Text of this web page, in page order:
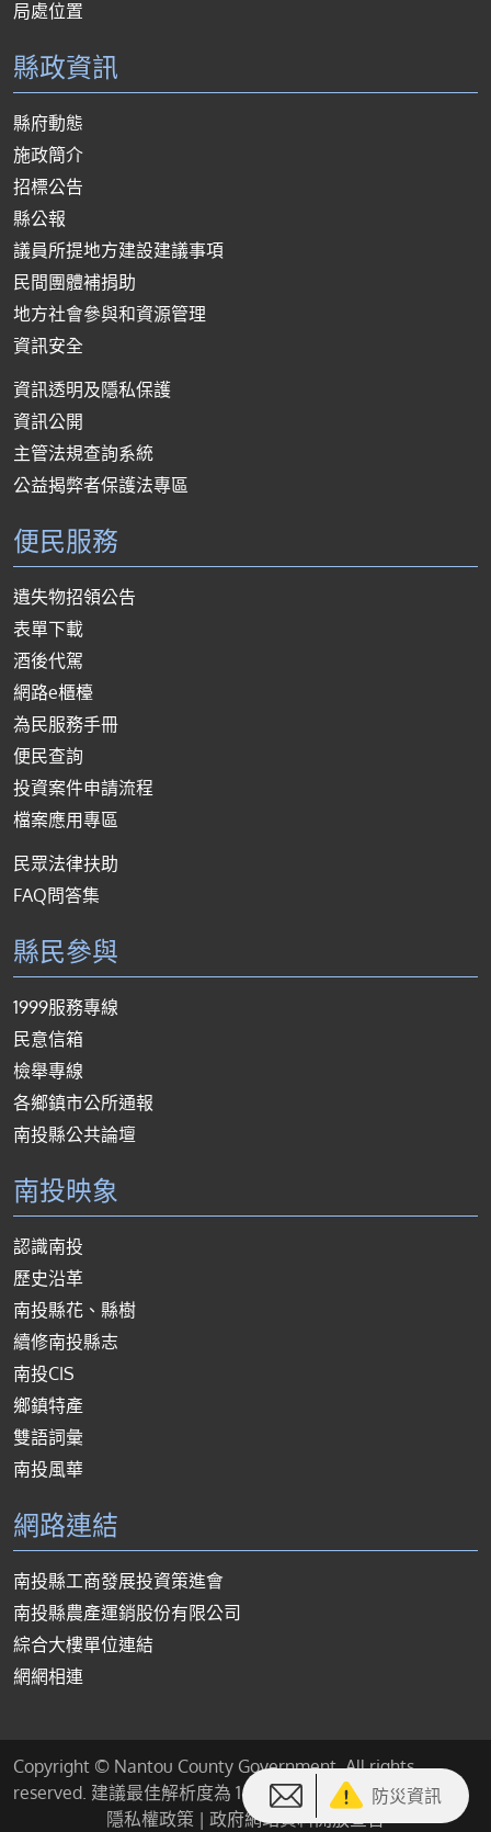
防災資訊
局處位置
縣政資訊
縣府動態
施政簡介
招標公告
縣公報
議員所提地方建設建議事項
民間團體補捐助
地方社會參與和資源管理
資訊安全
資訊透明及隱私保護
資訊公開
主管法規查詢系統
公益揭弊者保護法專區
便民服務
遺失物招領公告
表單下載
酒後代駕
網路e櫃檯
為民服務手冊
便民查詢
投資案件申請流程
檔案應用專區
民眾法律扶助
FAQ問答集
縣民參與
1999服務專線
民意信箱
檢舉專線
各鄉鎮市公所通報
南投縣公共論壇
南投映象
認識南投
歷史沿革
南投縣花、縣樹
續修南投縣志
南投CIS
鄉鎮特產
雙語詞彙
南投風華
網路連結
南投縣工商發展投資策進會
南投縣農產運銷股份有限公司
綜合大樓單位連結
網網相連
Copyright © Nantou County Government. All rights
reserved. 建議最佳解析度為 1440*900 或以上
隱私權政策 | 政府網站資料開放宣告